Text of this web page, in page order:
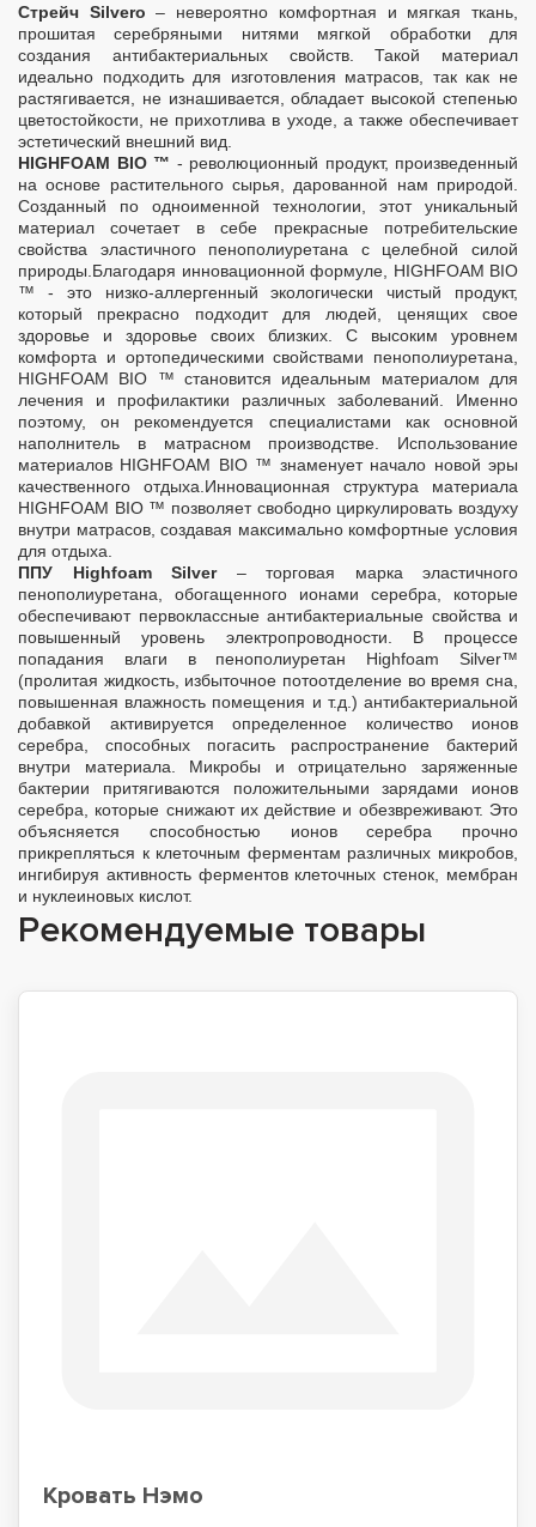
Стрейч Silvero – невероятно комфортная и мягкая ткань,
прошитая серебряными нитями мягкой обработки для
создания антибактериальных свойств. Такой материал
идеально подходить для изготовления матрасов, так как не
растягивается, не изнашивается, обладает высокой степенью
цветостойкости, не прихотлива в уходе, а также обеспечивает
эстетический внешний вид.
HIGHFOAM BIO ™ - революционный продукт, произведенный
на основе растительного сырья, дарованной нам природой.
Созданный по одноименной технологии, этот уникальный
материал сочетает в себе прекрасные потребительские
свойства эластичного пенополиуретана с целебной силой
природы.Благодаря инновационной формуле, HIGHFOAM BIO
™ - это низко-аллергенный экологически чистый продукт,
который прекрасно подходит для людей, ценящих свое
здоровье и здоровье своих близких. С высоким уровнем
комфорта и ортопедическими свойствами пенополиуретана,
HIGHFOAM BIO ™ становится идеальным материалом для
лечения и профилактики различных заболеваний. Именно
поэтому, он рекомендуется специалистами как основной
наполнитель в матрасном производстве. Использование
материалов HIGHFOAM BIO ™ знаменует начало новой эры
качественного отдыха.Инновационная структура материала
HIGHFOAM BIO ™ позволяет свободно циркулировать воздуху
внутри матрасов, создавая максимально комфортные условия
для отдыха.
ППУ Highfoam Silver– торговая марка эластичного
пенополиуретана, обогащенного ионами серебра, которые
обеспечивают первоклассные антибактериальные свойства и
повышенный уровень электропроводности. В процессе
попадания влаги в пенополиуретан Highfoam Silver™
(пролитая жидкость, избыточное потоотделение во время сна,
повышенная влажность помещения и т.д.) антибактериальной
добавкой активируется определенное количество ионов
серебра, способных погасить распространение бактерий
внутри материала. Микробы и отрицательно заряженные
бактерии притягиваются положительными зарядами ионов
серебра, которые снижают их действие и обезвреживают. Это
объясняется способностью ионов серебра прочно
прикрепляться к клеточным ферментам различных микробов,
ингибируя активность ферментов клеточных стенок, мембран
и нуклеиновых кислот.
Рекомендуемые товары
Кровать Нэмо